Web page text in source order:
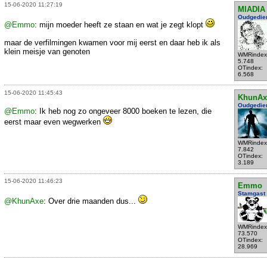
15-06-2020 11:27:19
MIADIA
5.748
OTindex:
6.568
@Emmo: mijn moeder heeft ze staan en wat je zegt klopt
maar de verfilmingen kwamen voor mij eerst en daar heb ik als
klein meisje van genoten
15-06-2020 11:45:43
7.842
OTindex:
3.189
@Emmo: Ik heb nog zo ongeveer 8000 boeken te lezen, die
eerst maar even wegwerken
15-06-2020 11:46:23
Emmo
Stamgast
73.570
OTindex:
28.969
@KhunAxe: Over drie maanden dus...